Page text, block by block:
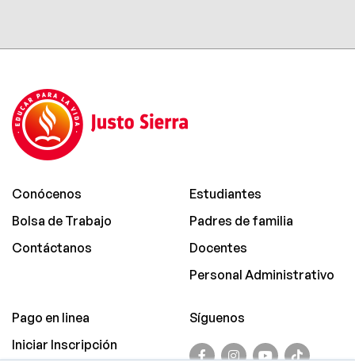
Conócenos
Bolsa de Trabajo
Contáctanos
Estudiantes
Padres de familia
Docentes
Personal Administrativo
Pago en linea
Iniciar Inscripción
Síguenos